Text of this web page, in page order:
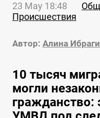
23 May 18:48
Происшествия
Автор: Алина
10 тысяч
могли
гражданство: